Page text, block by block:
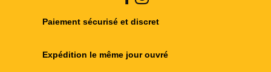
Paiement sécurisé et discret
Expédition le même jour ouvré